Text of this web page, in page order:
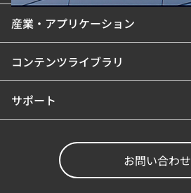
産業・アプリケーション
コンテンツライブラリ
サポート
お問い合わせ